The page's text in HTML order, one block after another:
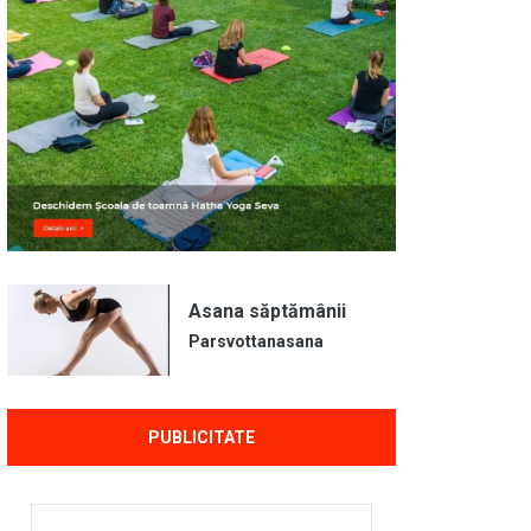
Asana săptămânii
Parsvottanasana
PUBLICITATE